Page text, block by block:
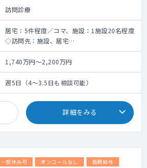
訪問診療
居宅：5件程度／コマ、施設：1施設20名程度
◇訪問先：施設、居宅
訪問同行：看護師、医療事務（アシスタン
ト）兼ドライバー
医師事務作業補助が書類作成をするので、
診療サポート体制あり
体制：日勤訪問時 3人体制【医師・看護
師・アシスタント/運転】
オンコール時 2人体制【医師・看護
師/運転】
◇診療人数
＜当直＞1～2件
1,740万円～2,200万円
週5日（4～3.5日も相談可能）
詳細をみる
祝休み可 オンコールなし
高額給与